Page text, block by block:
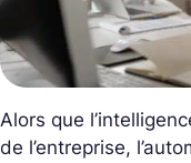
Alors que
de l’entreprise,